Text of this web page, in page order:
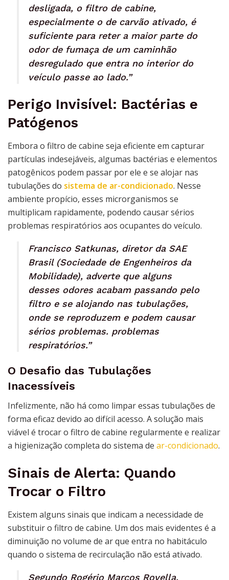
desligada, o filtro de cabine,
especialmente o de carvão ativado, é
suficiente para reter a maior parte do
odor de fumaça de um caminhão
desregulado que entra no interior do
veículo passe ao lado.”
Perigo Invisível: Bactérias e
Patógenos
Embora o filtro de cabine seja eficiente em capturar
partículas indesejáveis, algumas bactérias e elementos
patogênicos podem passar por ele e se alojar nas
tubulações do sistema de ar-condicionado. Nesse
ambiente propício, esses microrganismos se
multiplicam rapidamente, podendo causar sérios
problemas respiratórios aos ocupantes do veículo.
Francisco Satkunas, diretor da SAE
Brasil (Sociedade de Engenheiros da
Mobilidade), adverte que alguns
desses odores acabam passando pelo
filtro e se alojando nas tubulações,
onde se reproduzem e podem causar
sérios problemas. problemas
respiratórios.”
O Desafio das Tubulações
Inacessíveis
Infelizmente, não há como limpar essas tubulações de
forma eficaz devido ao difícil acesso. A solução mais
viável é trocar o filtro de cabine regularmente e realizar
a higienização completa do sistema de ar-condicionado.
Sinais de Alerta: Quando
Trocar o Filtro
Existem alguns sinais que indicam a necessidade de
substituir o filtro de cabine. Um dos mais evidentes é a
diminuição no volume de ar que entra no habitáculo
quando o sistema de recirculação não está ativado.
Segundo Rogério Marcos Rovella,